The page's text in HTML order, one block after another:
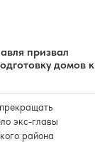
призвал
домов к
экс-главы
района